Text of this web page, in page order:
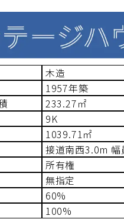
木造
1957年築
233.27㎡
9K
1039.71㎡
接道南西3.0m 幅
所有権
無指定
60%
100%